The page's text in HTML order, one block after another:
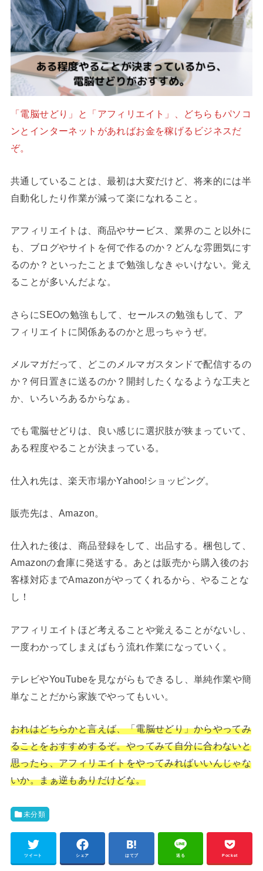
「電脳せどり」と「アフィリエイト」、どちらもパソコ
ンとインターネットがあればお金を稼げるビジネスだ
ぞ。
共通していることは、最初は大変だけど、将来的には半
自動化したり作業が減って楽になれること。
アフィリエイトは、商品やサービス、業界のこと以外に
も、ブログやサイトを何で作るのか？どんな雰囲気にす
るのか？といったことまで勉強しなきゃいけない。覚え
ることが多いんだよな。
さらにSEOの勉強もして、セールスの勉強もして、ア
フィリエイトに関係あるのかと思っちゃうぜ。
メルマガだって、どこのメルマガスタンドで配信するの
か？何日置きに送るのか？開封したくなるような工夫と
か、いろいろあるからなぁ。
でも電脳せどりは、良い感じに選択肢が狭まっていて、
ある程度やることが決まっている。
仕入れ先は、楽天市場かYahoo!ショッピング。
販売先は、Amazon。
仕入れた後は、商品登録をして、出品する。梱包して、
Amazonの倉庫に発送する。あとは販売から購入後のお
客様対応までAmazonがやってくれるから、やることな
し！
アフィリエイトほど考えることや覚えることがないし、
一度わかってしまえばもう流れ作業になっていく。
テレビやYouTubeを見ながらもできるし、単純作業や簡
単なことだから家族でやってもいい。
おれはどちらかと言えば、「電脳せどり」からやってみ
ることをおすすめするぞ。やってみて自分に合わないと
思ったら、アフィリエイトをやってみればいいんじゃな
いか。まぁ逆もありだけどな。
未分類
ツイート シェア はてブ 送る Pocket